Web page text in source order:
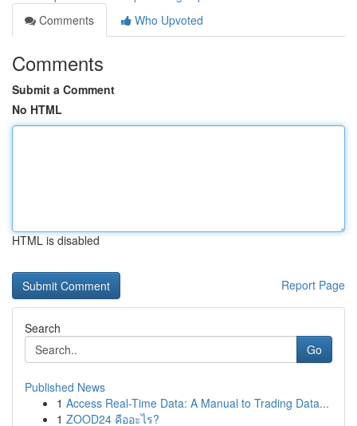
Comments
Who Upvoted
Comments
Submit a Comment
No HTML
HTML is disabled
Report Page
Search
Go
Published News
1 Access Real-Time Data: A Manual to Trading Data...
1 ZOOD24 คืออะไร?